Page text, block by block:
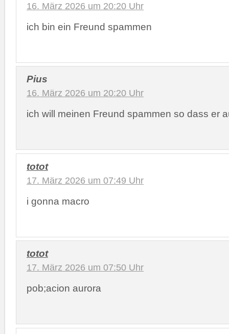
16. März 2026 um 20:20 Uhr
ich bin ein Freund spammen
Pius
16. März 2026 um 20:20 Uhr
ich will meinen Freund spammen so dass er
totot
17. März 2026 um 07:49 Uhr
i gonna macro
totot
17. März 2026 um 07:50 Uhr
pob;acion aurora